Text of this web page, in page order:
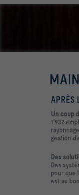
APRÈS
Un coup
1'932
gestion
Des
Des
pour que
est au